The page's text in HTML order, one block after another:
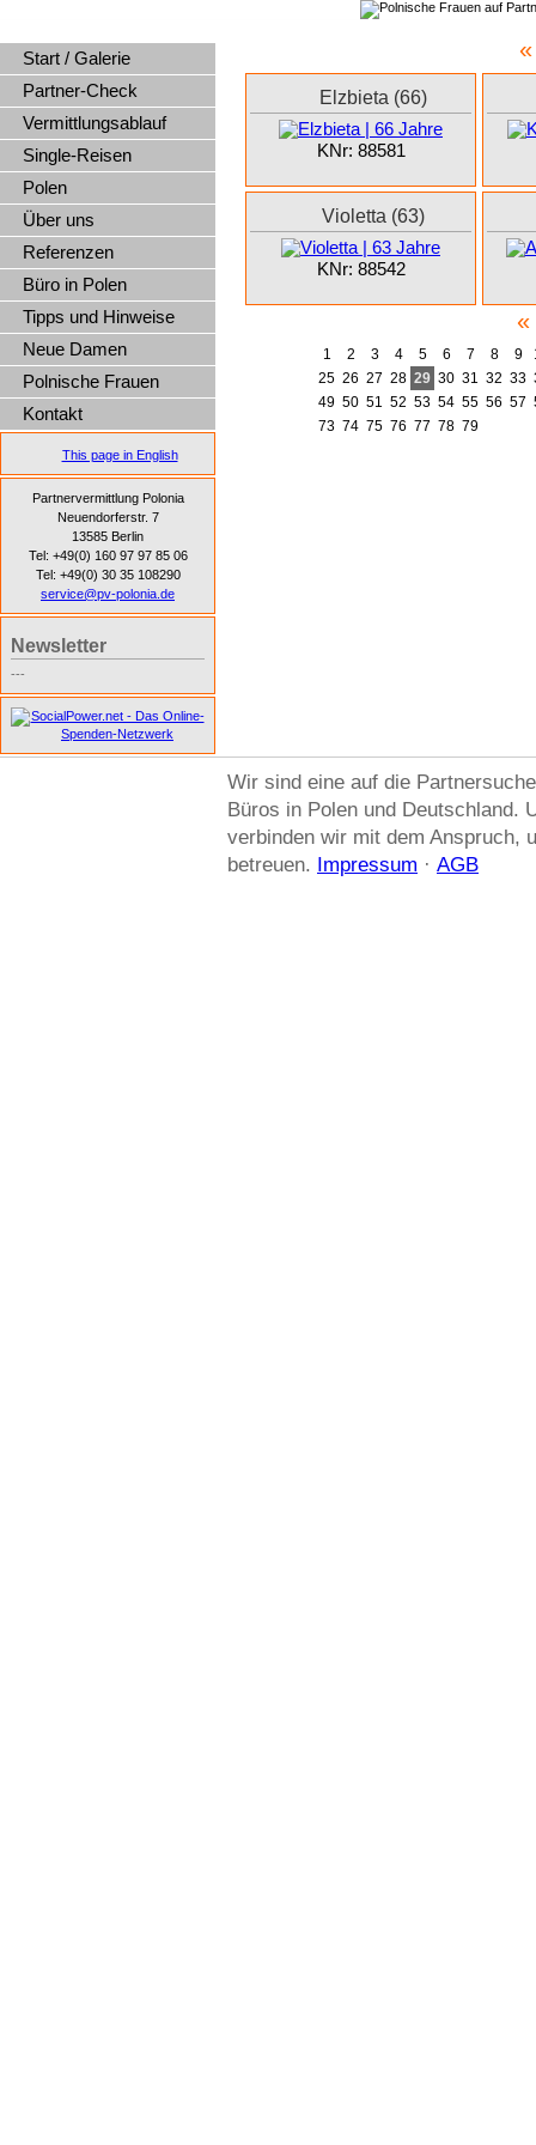
«
Elzbieta (66)
KNr: 88581
Violetta (63)
KNr: 88542
«
1 2 3 4 5 6 7 8 9
25 26 27 28 29 30 31 32 33
49 50 51 52 53 54 55 56 57
73 74 75 76 77 78 79
Start / Galerie
Partner-Check
Vermittlungsablauf
Single-Reisen
Polen
Über uns
Referenzen
Büro in Polen
Tipps und Hinweise
Neue Damen
Polnische Frauen
Kontakt
This page in English
Partnervermittlung Polonia
Neuendorferstr. 7
13585 Berlin
Tel: +49(0) 160 97 97 85 06
Tel: +49(0) 30 35 108290
service@pv-polonia.de
Newsletter
---
Wir sind eine auf die
Büros in Polen und Deutschland.
verbinden wir mit dem Anspruch,
betreuen.
Impressum · AGB